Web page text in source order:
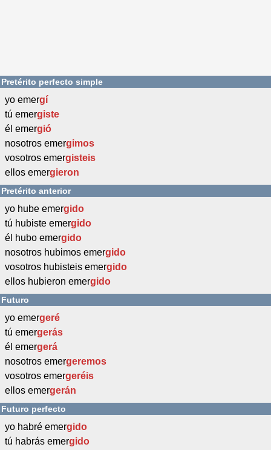
Pretérito perfecto simple
yo emergí
tú emergiste
él emergió
nosotros emergimos
vosotros emergisteis
ellos emergieron
Pretérito anterior
yo hube emergido
tú hubiste emergido
él hubo emergido
nosotros hubimos emergido
vosotros hubisteis emergido
ellos hubieron emergido
Futuro
yo emergeré
tú emergerás
él emergerá
nosotros emergeremos
vosotros emergeréis
ellos emergerán
Futuro perfecto
yo habré emergido
tú habrás emergido